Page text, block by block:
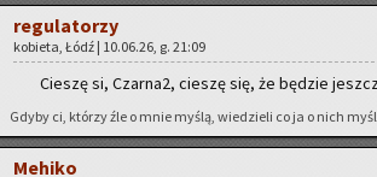
re­gu­la­to­rzy
ko­bie­ta, Łódź | 10.06.26, g. 21:09
Cie­szę si, Czar­na2, cie­szę się, że bę­dzie
Gdyby ci, któ­rzy źle o mnie myślą, wie­dzie­li co ja o nich
Me­hi­ko